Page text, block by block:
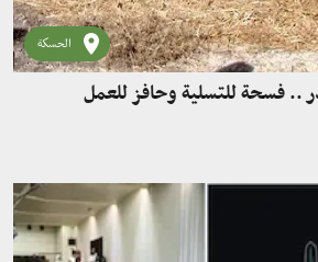
الحسكة
.. فسحة للتسلية وحافز للعمل